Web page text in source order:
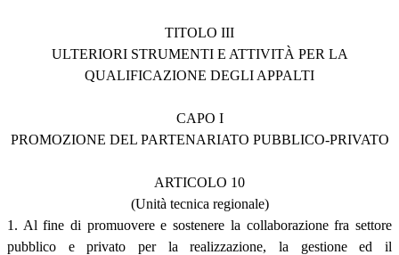
TITOLO III
ULTERIORI STRUMENTI E ATTIVITÀ PER LA
QUALIFICAZIONE DEGLI APPALTI
CAPO I
PROMOZIONE DEL PARTENARIATO PUBBLICO-PRIVATO
ARTICOLO 10
(Unità tecnica regionale)
1. Al fine di promuovere e sostenere la collaborazione fra settore
pubblico e privato per la realizzazione, la gestione ed il